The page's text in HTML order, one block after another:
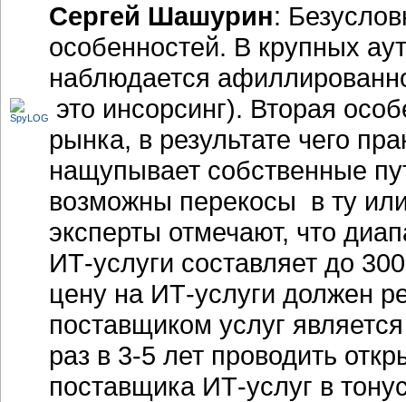
Сергей Шашурин:
особенностей. В крупных
наблюдается
это инсорсинг). Вторая
рынка, в результате чего
нащупывает собственные
возможны перекосы в ту
эксперты отмечают, что
ИТ-услуги составляет до
цену на ИТ-услуги должен
поставщиком услуг
раз в 3-5 лет проводить
поставщика ИТ-услуг в